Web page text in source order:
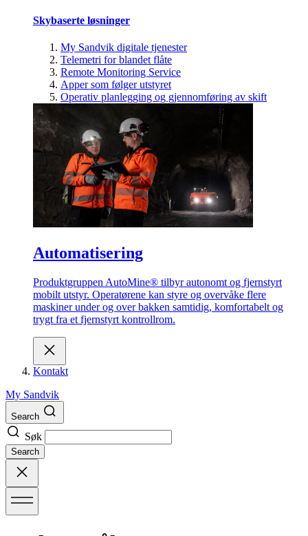
Skybaserte løsninger
My Sandvik digitale tjenester
Telemetri for blandet flåte
Remote Monitoring Service
Apper som følger utstyret
Operativ planlegging og gjennomføring av skift
Automatisering
Produktgruppen AutoMine® tilbyr autonomt og fjernstyrt
mobilt utstyr. Operatørene kan styre og overvåke flere
maskiner under og over bakken samtidig, komfortabelt og
trygt fra et fjernstyrt kontrollrom.
Kontakt
My Sandvik
Search
Søk
Search